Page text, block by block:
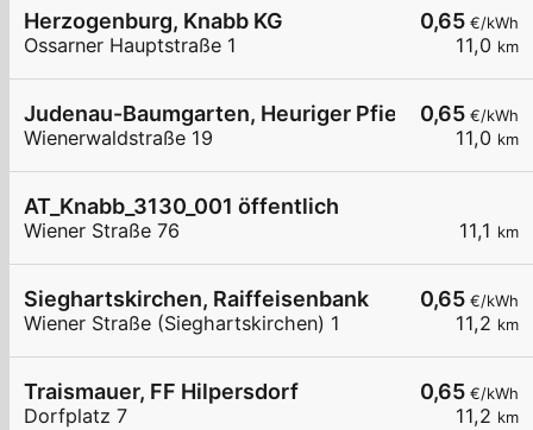
0,65 €/kWh
11,0 km
Herzogenburg, Knabb KG
Ossarner Hauptstraße 1
0,65 €/kWh
11,0 km
Judenau-Baumgarten, Heuriger Pfiel
Wienerwaldstraße 19
11,1 km
AT_Knabb_3130_001 öffentlich
Wiener Straße 76
0,65 €/kWh
11,2 km
Sieghartskirchen, Raiffeisenbank
Wiener Straße (Sieghartskirchen) 1
0,65 €/kWh
11,2 km
Traismauer, FF Hilpersdorf
Dorfplatz 7